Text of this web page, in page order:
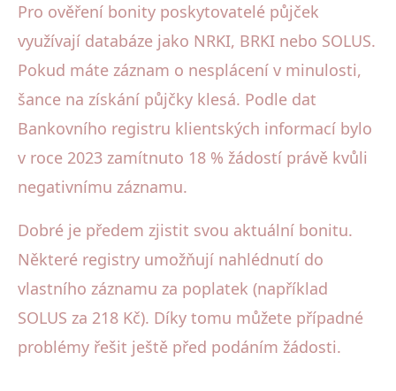
Pro ověření bonity poskytovatelé půjček
využívají databáze jako NRKI, BRKI nebo SOLUS.
Pokud máte záznam o nesplácení v minulosti,
šance na získání půjčky klesá. Podle dat
Bankovního registru klientských informací bylo
v roce 2023 zamítnuto 18 % žádostí právě kvůli
negativnímu záznamu.
Dobré je předem zjistit svou aktuální bonitu.
Některé registry umožňují nahlédnutí do
vlastního záznamu za poplatek (například
SOLUS za 218 Kč). Díky tomu můžete případné
problémy řešit ještě před podáním žádosti.